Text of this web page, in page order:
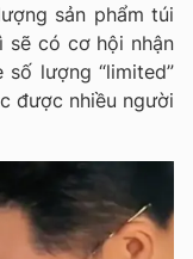
sản phẩm túi
sẽ có cơ hội nhận
lượng “limited”
được nhiều người